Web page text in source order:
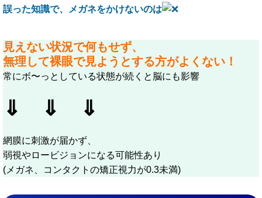
誤った知識で、メガネをかけないのは
見えない状況で何もせず、
無理して裸眼で見ようとする方がよくない！
常にボ〜っとしている状態が続くと脳にも影響
⇓ ⇓ ⇓
網膜に刺激が届かず、
弱視やロービジョンになる可能性あり
(メガネ、コンタクトの矯正視力が0.3未満)